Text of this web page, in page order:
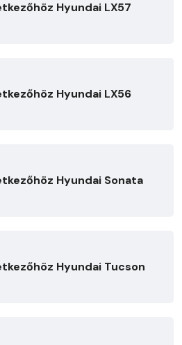
Hyundai LX57
Hyundai LX56
Hyundai Sonata
Hyundai Tucson